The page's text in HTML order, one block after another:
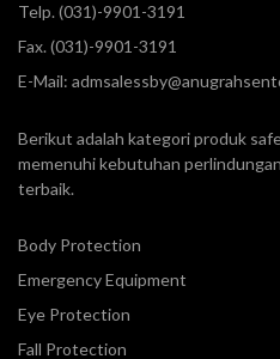
Telp.(031)-9901-3191
Fax. (031)-9901-3191
E-Mail:
Berikut adalah kategori produk
memenuhi kebutuhan
terbaik.
Body Protection
Emergency Equipment
Eye Protection
Fall Protection